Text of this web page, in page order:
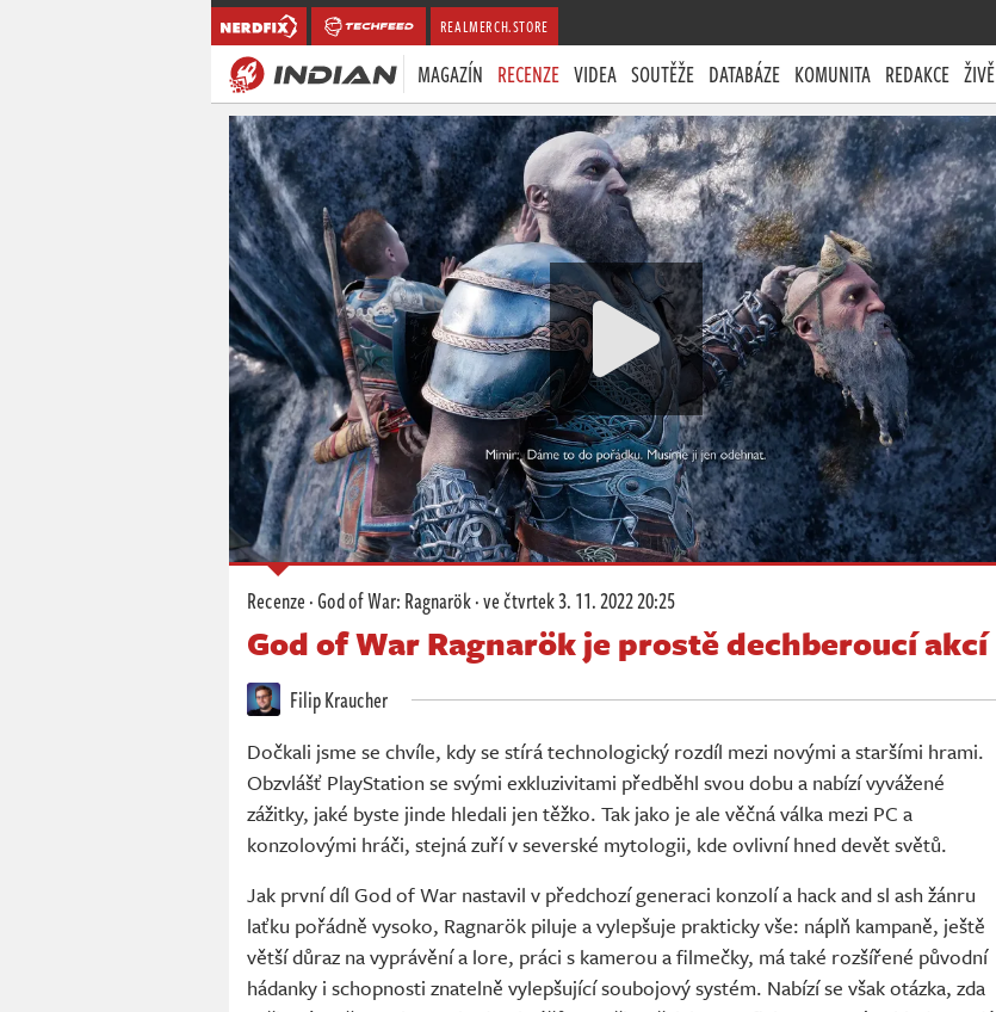
REALMERCH.STORE
MAGAZÍN RECENZE VIDEA SOUTĚŽE DATABÁZE KOMUNITA REDAKCE ŽIVĚ
Recenze·God of War: Ragnarök·ve čtvrtek3. 11. 2022 20:25
God of War Ragnarök je prostě dechberoucí akcí
Filip Kraucher
Dočkali jsme se chvíle, kdy se stírá technologický rozdíl mezi novými a staršími hrami.
Obzvlášť PlayStation se svými exkluzivitami předběhl svou dobu a nabízí vyvážené
zážitky, jaké byste jinde hledali jen těžko. Tak jako je ale věčná válka mezi PC a
konzolovými hráči, stejná zuří v severské mytologii, kde ovlivní hned devět světů.
Jak první díl God of War nastavil v předchozí generaci konzolí a hack and sl ash žánru
laťku pořádně vysoko, Ragnarök piluje a vylepšuje prakticky vše: náplň kampaně, ještě
větší důraz na vyprávění a lore, práci s kamerou a filmečky, má také rozšířené původní
hádanky i schopnosti znatelně vylepšující soubojový systém. Nabízí se však otázka, zda